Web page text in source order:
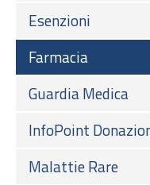
Esenzioni
Farmacia
Guardia Medica
InfoPoint
Malattie Rare